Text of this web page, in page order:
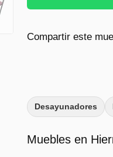
a
t
a
P
r
Compartir este
Desayunadores
Muebles en